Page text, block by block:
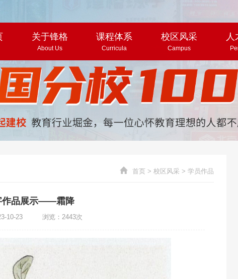
关于锋格
About Us
课程体系
Curricula
校区风采
Campus
人
首页 > 校区风采 > 学员作品
作品展示——霜降
10-23 浏览：2443次